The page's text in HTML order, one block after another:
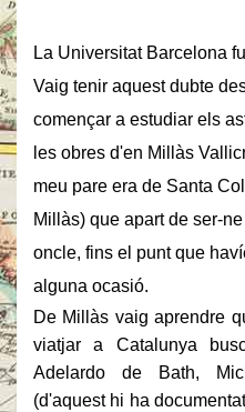
La Universitat Barcelona
Vaig tenir aquest dubte
començar a estudiar els
les obres d'en Millàs
meu pare era de Santa
Millàs) que apart de ser-
oncle, fins el punt que
alguna ocasió.
De Millàs vaig aprendre
viatjar a Catalunya
Adelardo de Bath,
(d'aquest hi ha